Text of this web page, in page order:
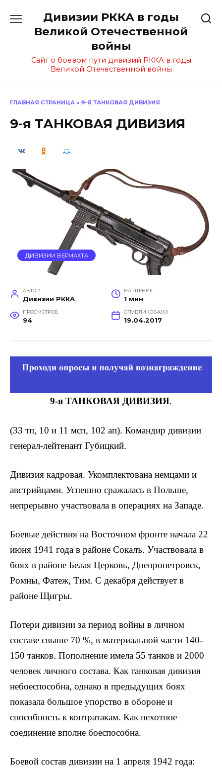
содержанию
Дивизии РККА в годы
Великой Отечественной
войны
Сайт о боевом пути дивизий РККА в годы
Великой Отечественной войны
ГЛАВНАЯ СТРАНИЦА » 9-Я ТАНКОВАЯ ДИВИЗИЯ
9-я ТАНКОВАЯ ДИВИЗИЯ
ДИВИЗИИ ВЕРМАХТА
АВТОР
Дивизии РККА
НА ЧТЕНИЕ
1 мин
ПРОСМОТРОВ
94
ОПУБЛИКОВАНО
19.04.2017
9-я ТАНКОВАЯ ДИВИЗИЯ.
(33 тп, 10 и 11 мсп, 102 ап). Командир дивизии
генерал-лейтенант Губицкий.
Дивизия кадровая. Укомплектована немцами и
австрийцами. Успешно сражалась в Польше,
непрерывно участвовала в операциях на Западе.
Боевые действия на Восточном фронте начала 22
июня 1941 года в районе Сокалъ. Участвовала в
боях в районе Белая Церковь, Днепропетровск,
Ромны, Фатеж, Тим. С декабря действует в
районе Щигры.
Потери дивизии за период войны в личном
составе свыше 70 %, в материальной части 140-
150 танков. Пополнение имела 55 танков и 2000
человек личного состава. Как танковая дивизия
небоеспособна, однако в предыдущих боях
показала большое упорство в обороне и
способность к контратакам. Как пехотное
соединение вполне боеспособна.
Боевой состав дивизии на 1 апреля 1942 года: